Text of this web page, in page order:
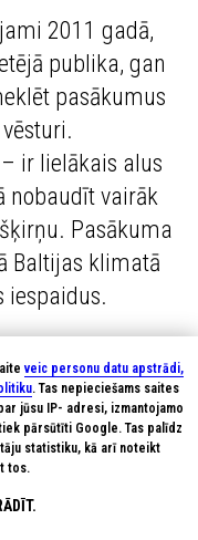
veic personu datu apstrādi,
. Tas nepieciešams saites
jūsu IP- adresi, izmantojamo
pārsūtīti Google. Tas palīdz
statistiku, kā arī noteikt
tos.
2011 gadā,
publika, gan
pasākumus
ir lielākais alus
nobaudīt vairāk
Pasākuma
Baltijas klimatā
iespaidus.